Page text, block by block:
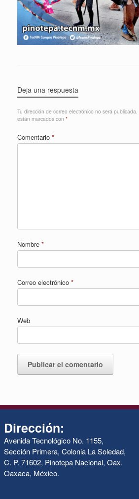
Deja una respuesta
Tu dirección de correo electrónico no será publicada.
están marcados con *
Comentario *
Nombre *
Correo electrónico *
Web
Dirección:
Avenida Tecnológico No. 1155,
Sección Primera, Colonia La Soledad,
C. P. 71602, Pinotepa Nacional, Oax.
Oaxaca, México.